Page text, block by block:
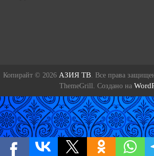
Копирайт © 2026 АЗИЯ ТВ . Все права
ThemeGrill. Создано на